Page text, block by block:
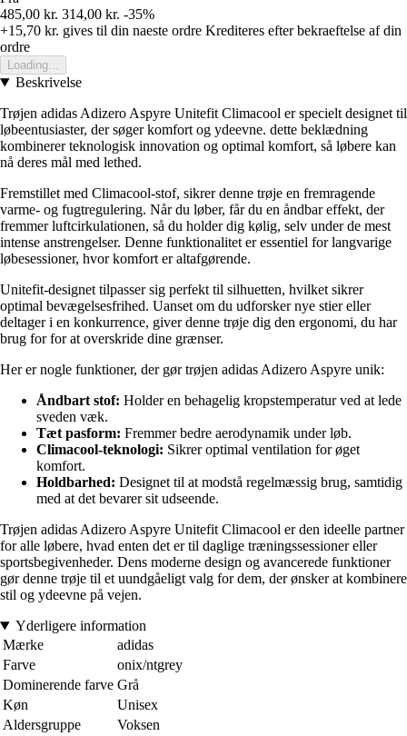
485,00 kr. 314,00 kr. -35%
+15,70 kr. gives til din naeste ordre Krediteres efter bekraeftelse af din
ordre
Loading...
Beskrivelse
Trøjen adidas Adizero Aspyre Unitefit Climacool er specielt designet til
løbeentusiaster, der søger komfort og ydeevne. dette beklædning
kombinerer teknologisk innovation og optimal komfort, så løbere kan
nå deres mål med lethed.
Fremstillet med Climacool-stof, sikrer denne trøje en fremragende
varme- og fugtregulering. Når du løber, får du en åndbar effekt, der
fremmer luftcirkulationen, så du holder dig kølig, selv under de mest
intense anstrengelser. Denne funktionalitet er essentiel for langvarige
løbesessioner, hvor komfort er altafgørende.
Unitefit-designet tilpasser sig perfekt til silhuetten, hvilket sikrer
optimal bevægelsesfrihed. Uanset om du udforsker nye stier eller
deltager i en konkurrence, giver denne trøje dig den ergonomi, du har
brug for for at overskride dine grænser.
Her er nogle funktioner, der gør trøjen adidas Adizero Aspyre unik:
Åndbart stof: Holder en behagelig kropstemperatur ved at lede
sveden væk.
Tæt pasform: Fremmer bedre aerodynamik under løb.
Climacool-teknologi: Sikrer optimal ventilation for øget
komfort.
Holdbarhed: Designet til at modstå regelmæssig brug, samtidig
med at det bevarer sit udseende.
Trøjen adidas Adizero Aspyre Unitefit Climacool er den ideelle partner
for alle løbere, hvad enten det er til daglige træningssessioner eller
sportsbegivenheder. Dens moderne design og avancerede funktioner
gør denne trøje til et uundgåeligt valg for dem, der ønsker at kombinere
stil og ydeevne på vejen.
Yderligere information
Mærke
adidas
Farve
onix/ntgrey
Dominerende farve Grå
Køn
Unisex
Aldersgruppe
Voksen